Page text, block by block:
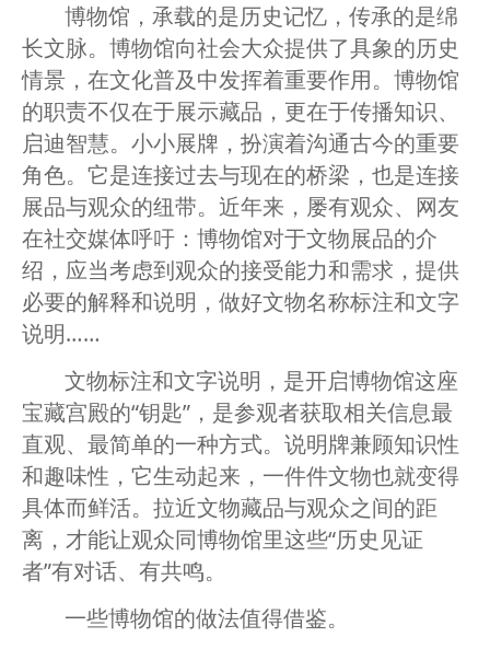
博物馆，承载的是历史记忆，传承的是绵
长文脉。博物馆向社会大众提供了具象的历史
情景，在文化普及中发挥着重要作用。博物馆
的职责不仅在于展示藏品，更在于传播知识、
启迪智慧。小小展牌，扮演着沟通古今的重要
角色。它是连接过去与现在的桥梁，也是连接
展品与观众的纽带。近年来，屡有观众、网友
在社交媒体呼吁：博物馆对于文物展品的介
绍，应当考虑到观众的接受能力和需求，提供
必要的解释和说明，做好文物名称标注和文字
说明……
文物标注和文字说明，是开启博物馆这座
宝藏宫殿的“钥匙”，是参观者获取相关信息最
直观、最简单的一种方式。说明牌兼顾知识性
和趣味性，它生动起来，一件件文物也就变得
具体而鲜活。拉近文物藏品与观众之间的距
离，才能让观众同博物馆里这些“历史见证
者”有对话、有共鸣。
一些博物馆的做法值得借鉴。